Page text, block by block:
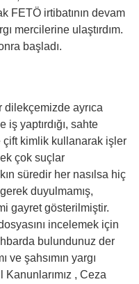
FETÖ irtibatının devam
mercilerine ulaştırdım.
başladı.
dilekçemizde ayrıca
yaptırdığı, sahte
çift kimlik kullanarak işler
çok suçlar
süredir her nasılsa hiç
duyulmamış,
gayret gösterilmiştir.
incelemek için
bulundunuz der
ve şahsımın yargı
, Ceza